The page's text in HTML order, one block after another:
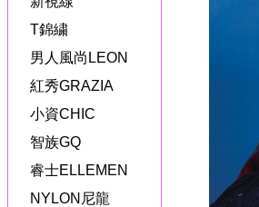
T錦繍
男人風尚LEON
紅秀GRAZIA
小資CHIC
智族GQ
睿士ELLEMEN
NYLON尼龍